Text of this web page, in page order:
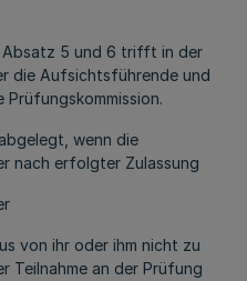
Absatz 5 und 6 trifft in der
die Aufsichtsführende und
wenn die
nach erfolgter Zulassung
von ihr oder ihm nicht zu
Teilnahme an der Prüfung